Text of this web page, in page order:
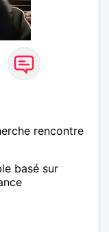
rencontre
basé sur